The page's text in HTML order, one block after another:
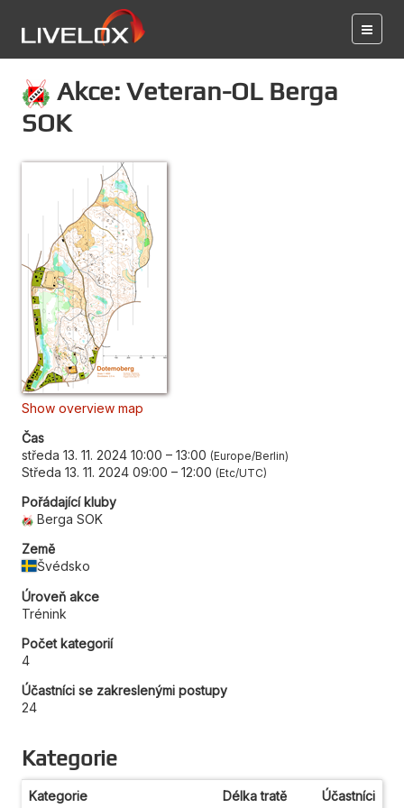
Akce: Veteran-OL Berga
SOK
Show overview map
Čas
středa 13. 11. 2024 10:00 – 13:00 Europe/Berlin
Středa 13. 11. 2024 09:00 – 12:00 Etc/UTC
Pořádající kluby
Berga SOK
Země
Švédsko
Úroveň akce
Trénink
Počet kategorií
4
Účastníci se zakreslenými postupy
24
Kategorie
Kategorie Délka tratě Účastníci